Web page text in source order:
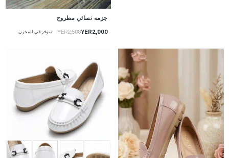
جزمه نسائي مطروح
YER2,000
YER2,500 متوفر في المخزن